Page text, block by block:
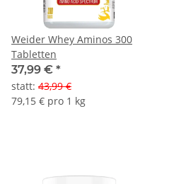
Weider Whey Aminos 300
Tabletten
37,99 € *
statt: 43,99 €
79,15 € pro 1 kg